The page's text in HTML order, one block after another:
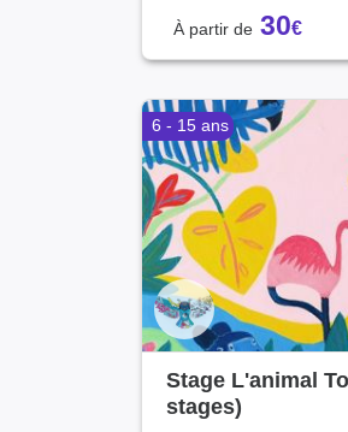
30
6 - 15 ans
Stage L'animal
stages)